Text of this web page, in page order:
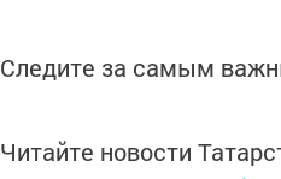
Следите за самым
Читайте новости